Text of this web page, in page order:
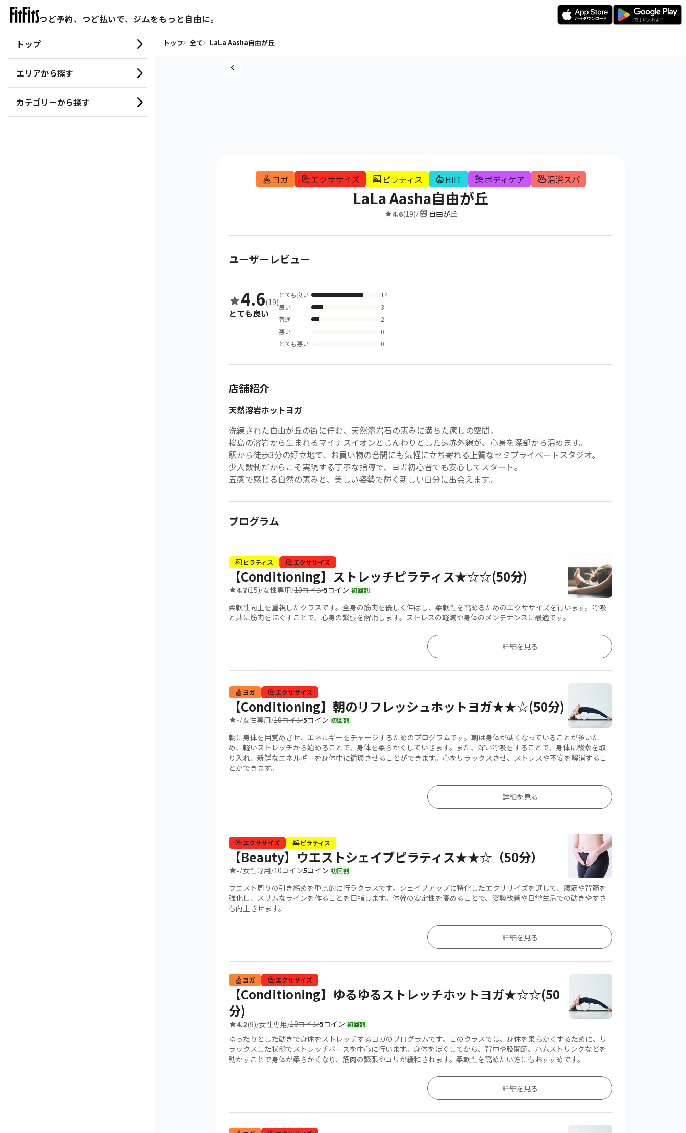
つど予約、つど払いで、ジムをもっと自由に。
トップ
エリアから探す
カテゴリーから探す
トップ 全て LaLa Aasha自由が丘
ヨガ エクササイズ ピラティス HIIT ボディケア 温浴スパ
LaLa Aasha自由が丘
4.6(19)/ 自由が丘
ユーザーレビュー
4.6(19)
とても良い
とても良い
14
良い
3
普通
2
悪い
0
とても悪い
0
店舗紹介
天然溶岩ホットヨガ
洗練された自由が丘の街に佇む、天然溶岩石の恵みに満ちた癒しの空間。
桜島の溶岩から生まれるマイナスイオンとじんわりとした遠赤外線が、心身を深部から温めます。
駅から徒歩3分の好立地で、お買い物の合間にも気軽に立ち寄れる上質なセミプライベートスタジオ。
少人数制だからこそ実現する丁寧な指導で、ヨガ初心者でも安心してスタート。
五感で感じる自然の恵みと、美しい姿勢で輝く新しい自分に出会えます。
プログラム
ピラティス エクササイズ
【Conditioning】ストレッチピラティス★☆☆(50分)
4.7(15)/女性専用/10コイン5コイン 初回割
柔軟性向上を重視したクラスです。全身の筋肉を優しく伸ばし、柔軟性を高めるためのエクササイズを行います。呼吸
と共に筋肉をほぐすことで、心身の緊張を解消します。ストレスの軽減や身体のメンテナンスに最適です。
詳細を見る
ヨガ エクササイズ
【Conditioning】朝のリフレッシュホットヨガ★★☆(50分)
-/女性専用/10コイン5コイン 初回割
朝に身体を目覚めさせ、エネルギーをチャージするためのプログラムです。朝は身体が硬くなっていることが多いた
め、軽いストレッチから始めることで、身体を柔らかくしていきます。また、深い呼吸をすることで、身体に酸素を取
り入れ、新鮮なエネルギーを身体中に循環させることができます。心をリラックスさせ、ストレスや不安を解消するこ
とができます。
詳細を見る
エクササイズ ピラティス
【Beauty】ウエストシェイプピラティス★★☆（50分）
-/女性専用/10コイン5コイン 初回割
ウエスト周りの引き締めを重点的に行うクラスです。シェイプアップに特化したエクササイズを通じて、腹筋や背筋を
強化し、スリムなラインを作ることを目指します。体幹の安定性を高めることで、姿勢改善や日常生活での動きやすさ
も向上させます。
詳細を見る
ヨガ エクササイズ
【Conditioning】ゆるゆるストレッチホットヨガ★☆☆(50
分)
4.2(9)/女性専用/10コイン5コイン 初回割
ゆったりとした動きで身体をストレッチするヨガのプログラムです。このクラスでは、身体を柔らかくするために、リ
ラックスした状態でストレッチポーズを中心に行います。身体をほぐしてから、背中や股関節、ハムストリングなどを
動かすことで身体が柔らかくなり、筋肉の緊張やコリが緩和されます。柔軟性を高めたい方にもおすすめです。
詳細を見る